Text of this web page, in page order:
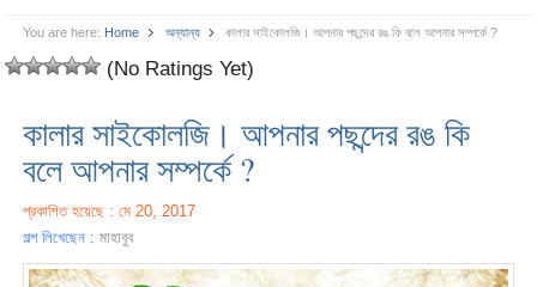
You are here: Home অন্যান্য কালার সাইকোলজি। আপনার পছন্দের রঙ কি বলে আপনার সম্পর্কে ?
(No Ratings Yet)
কালার সাইকোলজি। আপনার পছন্দের রঙ কি
বলে আপনার সম্পর্কে ?
প্রকাশিত হয়েছে : মে 20, 2017
গল্প লিখেছেন :মাহাবুব